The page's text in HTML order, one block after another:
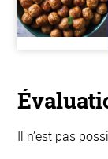
Il n’est pas